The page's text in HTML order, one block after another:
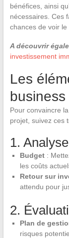
bénéfices, ainsi
nécessaires. Ces
chances de voir le
A découvrir
investissement
Les
Pour convaincre
projet, suivez ces
1.
Budget:
les coûts
Retour sur
attendu pour
2.
Plan de
risques